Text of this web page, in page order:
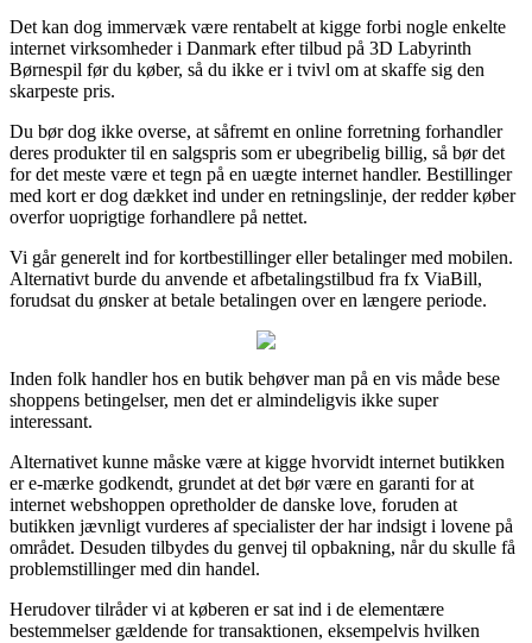
Det kan dog immervæk være rentabelt at kigge forbi nogle enkelte
internet virksomheder i Danmark efter tilbud på 3D Labyrinth
Børnespil før du køber, så du ikke er i tvivl om at skaffe sig den
skarpeste pris.
Du bør dog ikke overse, at såfremt en online forretning forhandler
deres produkter til en salgspris som er ubegribelig billig, så bør det
for det meste være et tegn på en uægte internet handler. Bestillinger
med kort er dog dækket ind under en retningslinje, der redder køber
overfor uoprigtige forhandlere på nettet.
Vi går generelt ind for kortbestillinger eller betalinger med mobilen.
Alternativt burde du anvende et afbetalingstilbud fra fx ViaBill,
forudsat du ønsker at betale betalingen over en længere periode.
Inden folk handler hos en butik behøver man på en vis måde bese
shoppens betingelser, men det er almindeligvis ikke super
interessant.
Alternativet kunne måske være at kigge hvorvidt internet butikken
er e-mærke godkendt, grundet at det bør være en garanti for at
internet webshoppen opretholder de danske love, foruden at
butikken jævnligt vurderes af specialister der har indsigt i lovene på
området. Desuden tilbydes du genvej til opbakning, når du skulle få
problemstillinger med din handel.
Herudover tilråder vi at køberen er sat ind i de elementære
bestemmelser gældende for transaktionen, eksempelvis hvilken